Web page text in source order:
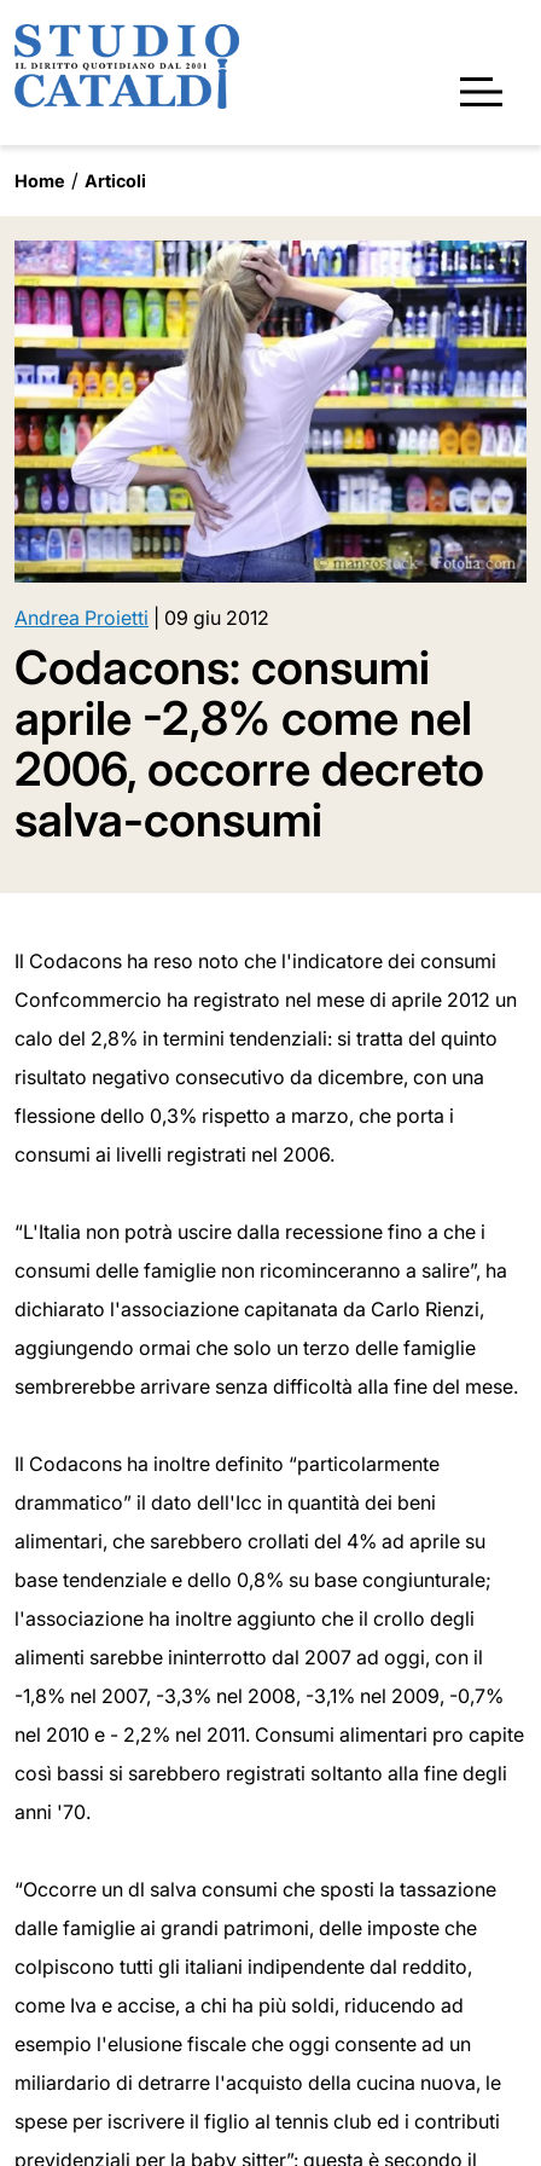
Home Articoli
Andrea Proietti 09 giu 2012
Codacons: consumi
aprile -2,8% come nel
2006, occorre decreto
salva-consumi
Il Codacons ha reso noto che l'indicatore dei consumi
Confcommercio ha registrato nel mese di aprile 2012 un
calo del 2,8% in termini tendenziali: si tratta del quinto
risultato negativo consecutivo da dicembre, con una
flessione dello 0,3% rispetto a marzo, che porta i
consumi ai livelli registrati nel 2006.
“L'Italia non potrà uscire dalla recessione fino a che i
consumi delle famiglie non ricominceranno a salire”, ha
dichiarato l'associazione capitanata da Carlo Rienzi,
aggiungendo ormai che solo un terzo delle famiglie
sembrerebbe arrivare senza difficoltà alla fine del mese.
Il Codacons ha inoltre definito “particolarmente
drammatico” il dato dell'Icc in quantità dei beni
alimentari, che sarebbero crollati del 4% ad aprile su
base tendenziale e dello 0,8% su base congiunturale;
l'associazione ha inoltre aggiunto che il crollo degli
alimenti sarebbe ininterrotto dal 2007 ad oggi, con il
-1,8% nel 2007, -3,3% nel 2008, -3,1% nel 2009, -0,7%
nel 2010 e - 2,2% nel 2011. Consumi alimentari pro capite
così bassi si sarebbero registrati soltanto alla fine degli
anni '70.
“Occorre un dl salva consumi che sposti la tassazione
dalle famiglie ai grandi patrimoni, delle imposte che
colpiscono tutti gli italiani indipendente dal reddito,
come Iva e accise, a chi ha più soldi, riducendo ad
esempio l'elusione fiscale che oggi consente ad un
miliardario di detrarre l'acquisto della cucina nuova, le
spese per iscrivere il figlio al tennis club ed i contributi
previdenziali per la baby sitter”: questa è secondo il